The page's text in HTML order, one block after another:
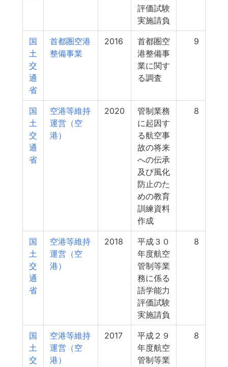
評価試験
実施請負
国
土
交
通
省
首都圏空港
整備事業
2016
首都圏空
港整備事
業に関す
る調査
9
国
土
交
通
省
空港等維持
運営（空
港）
2020
管制業務
に起因す
る航空事
故の将来
への伝承
及び風化
防止のた
めの教育
訓練資料
作成
8
国
土
交
通
省
空港等維持
運営（空
港）
2018
平成３０
年度航空
管制等業
務に係る
語学能力
評価試験
実施請負
8
国
土
交
空港等維持
運営（空
港）
2017
平成２９
年度航空
管制等業
8